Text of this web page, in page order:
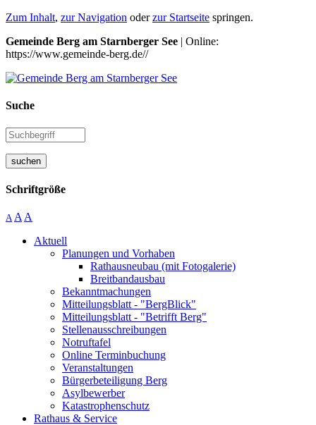
Zum Inhalt, zur Navigation oderzur Startseite springen.
Gemeinde Berg am Starnberger See | Online:
https://www.gemeinde-berg.de//
Suche
suchen
Schriftgröße
A A A
Aktuell
Planungen und Vorhaben
Rathausneubau (mit Fotogalerie)
Breitbandausbau
Bekanntmachungen
Mitteilungsblatt - "BergBlick"
Mitteilungsblatt - "Betrifft Berg"
Stellenausschreibungen
Notruftafel
Online Terminbuchung
Veranstaltungen
Bürgerbeteiligung Berg
Asylbewerber
Katastrophenschutz
Rathaus & Service